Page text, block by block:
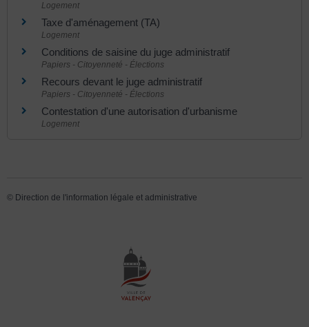
Logement
Taxe d'aménagement (TA)
Logement
Conditions de saisine du juge administratif
Papiers - Citoyenneté - Élections
Recours devant le juge administratif
Papiers - Citoyenneté - Élections
Contestation d'une autorisation d'urbanisme
Logement
© Direction de l'information légale et administrative